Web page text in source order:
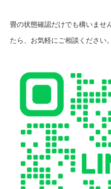
畳の状態確認だけでも構いませ
たら、お気軽にご相談ください。